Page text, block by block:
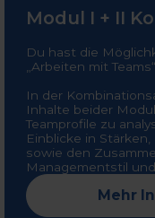
Modul I + II
Du hast die
„Arbeiten mit
In der
Inhalte beider
Teamprofile zu
Einblicke in
sowie den
Managementstil
Mehr